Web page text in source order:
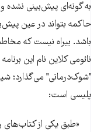
به گونه‌ای پیش‌بینی نشده
حاکمه بتواند در عین
باشد. بیراه نیست که
نائومی کلاین نام این
"شوک‌درمانی" می‌گذارد؛
پلیسی است: